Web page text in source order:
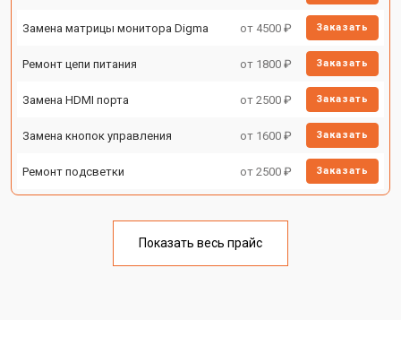
Замена матрицы монитора Digma от 4500 ₽ Заказать
Ремонт цепи питания от 1800 ₽ Заказать
Замена HDMI порта от 2500 ₽ Заказать
Замена кнопок управления от 1600 ₽ Заказать
Ремонт подсветки от 2500 ₽ Заказать
Показать весь прайс